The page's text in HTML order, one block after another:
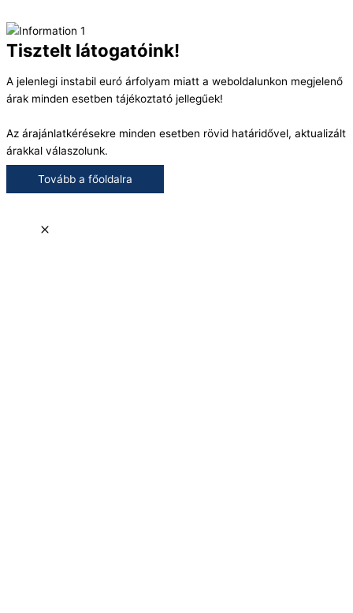
Tisztelt látogatóink!
A jelenlegi instabil euró árfolyam miatt a weboldalunkon megjelenő
árak minden esetben tájékoztató jellegűek!
Az árajánlatkérésekre minden esetben rövid határidővel, aktualizált
árakkal válaszolunk.
Tovább a főoldalra